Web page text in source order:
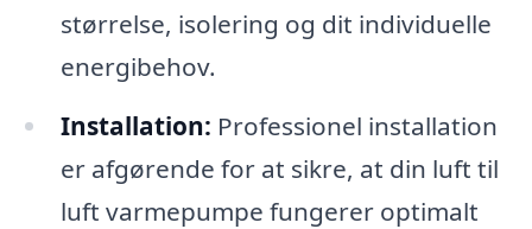
størrelse, isolering og dit individuelle
energibehov.
Installation: Professionel installation
er afgørende for at sikre, at din luft til
luft varmepumpe fungerer optimalt